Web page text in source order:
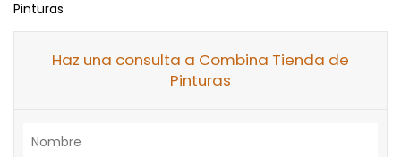
Pinturas
Haz una consulta a Combina Tienda de
Pinturas